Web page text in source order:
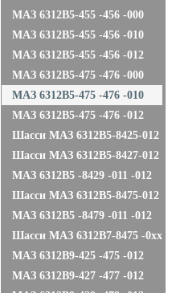
МАЗ 6312B5-455 -456 -000
МАЗ 6312B5-455 -456 -010
МАЗ 6312B5-455 -456 -012
МАЗ 6312B5-475 -476 -000
МАЗ 6312B5-475 -476 -010
МАЗ 6312B5-475 -476 -012
Шасси МАЗ 6312В5-8425-012
Шасси МАЗ 6312В5-8427-012
МАЗ 6312В5 -8429 -011 -012
Шасси МАЗ 6312В5-8475-012
МАЗ 6312В5 -8479 -011 -012
Шасси МАЗ 6312В7-8475 -0хх
МАЗ 6312B9-425 -475 -012
МАЗ 6312B9-427 -477 -012